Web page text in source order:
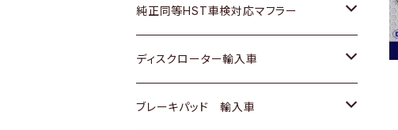
スバル
三菱
スバル
ダイハツ
マツダ
三菱
ダイハツ
マツダ
三菱
いすゞ
ダイハツ
マツダ
スズキ
日産
ダイハツ
ホンダ
スズキ
日産
ホンダ
スズキ
日産
純正同等HST車検対応マフラー
トヨタ
ホンダ
ディスクローター輸入車
ＡＵＤＩ
ブレーキパッド 輸入車